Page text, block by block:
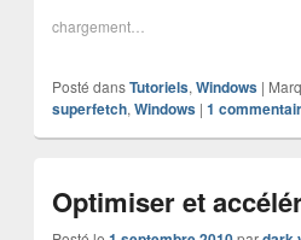
chargement…
Posté dans Tutoriels,Windows |
superfetch,Windows | 1
Optimiser et